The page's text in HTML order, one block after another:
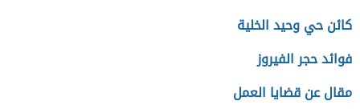
كائن حي وحيد الخلية
فوائد حجر الفيروز
مقال عن قضايا العمل